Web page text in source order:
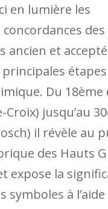
en lumière les
ancien et accepté
principales
Du 18ème
Croix) jusqu’au
il révèle au
des Hauts
expose la
symboles à l’aide